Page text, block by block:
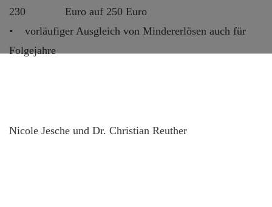
230 Euro auf 250 Euro
• vorläufiger Ausgleich von Mindererlösen auch für
Folgejahre
Nicole Jesche und Dr. Christian Reuther